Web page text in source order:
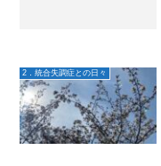
2．統合失調症との日々